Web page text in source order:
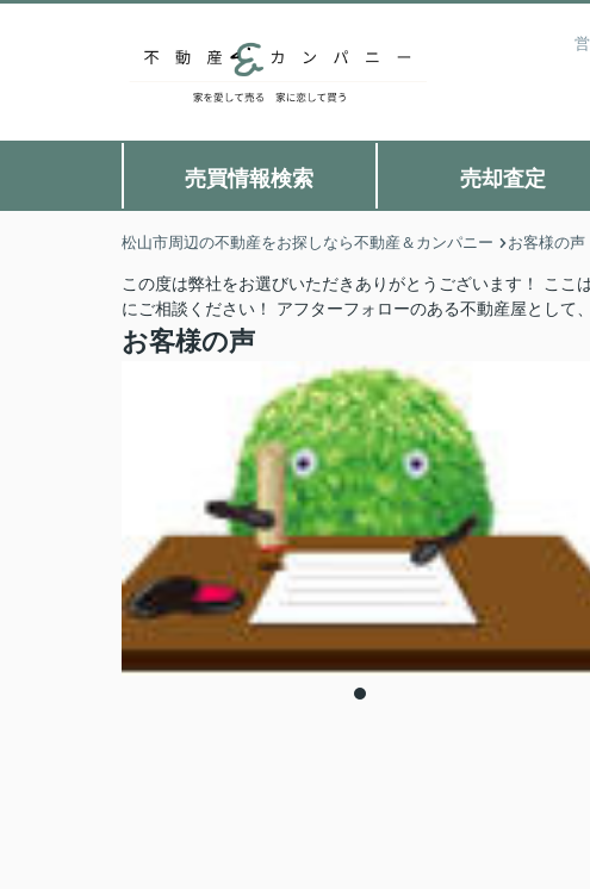
売買情報検索 売却査定
松山市周辺の不動産をお探しなら不動産＆カンパニー お客様の声
この度は弊社をお選びいただきありがとうございます！ こ
にご相談ください！ アフターフォローのある不動産屋として
お客様の声